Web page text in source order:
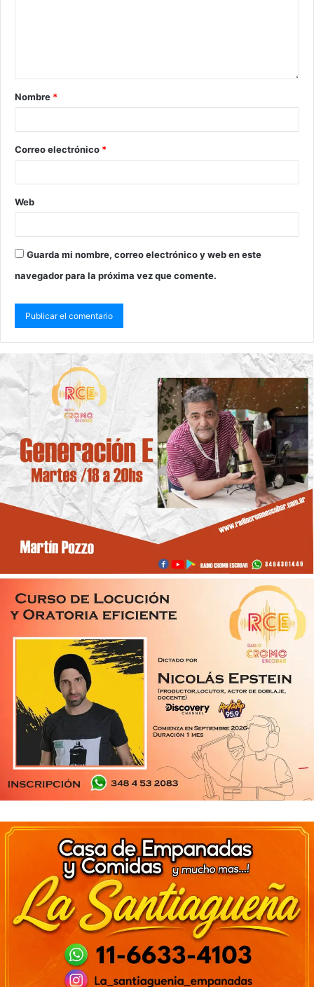
Nombre *
Correo electrónico *
Web
Guarda mi nombre, correo electrónico y web en este
navegador para la próxima vez que comente.